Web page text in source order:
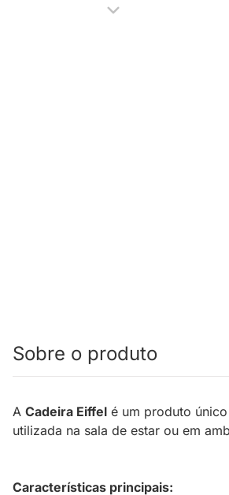
Sobre o produto
A Cadeira Eiffel é um produto
utilizada na sala de estar ou em
Características principais: